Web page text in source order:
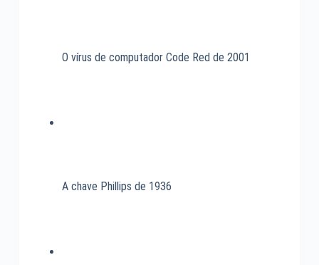
O vírus de computador Code Red de 2001
A chave Phillips de 1936